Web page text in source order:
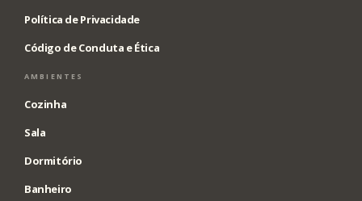
Política de Privacidade
Código de Conduta e Ética
AMBIENTES
Cozinha
Sala
Dormitório
Banheiro